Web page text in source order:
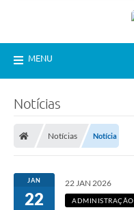
MENU
Notícias
Notícias Notícia
JAN
22
22 JAN 2026
ADMINISTRAÇÃO